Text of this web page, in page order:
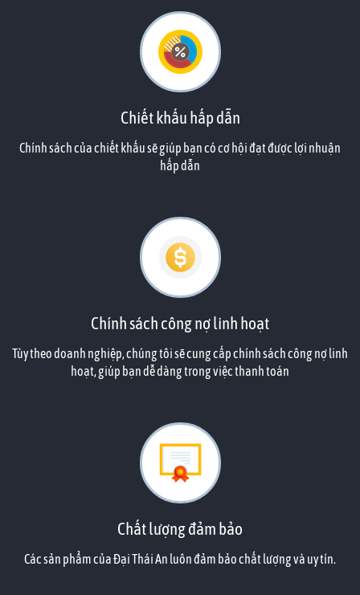
Chiết khấu hấp dẫn
Chính sách của chiết khấu sẽ giúp bạn có cơ hội đạt được lợi nhuận
hấp dẫn
Chính sách công nợ linh hoạt
Tùy theo doanh nghiệp, chúng tôi sẽ cung cấp chính sách công nợ linh
hoạt, giúp bạn dễ dàng trong việc thanh toán
Chất lượng đảm bảo
Các sản phẩm của Đại Thái An luôn đảm bảo chất lượng và uy tín.